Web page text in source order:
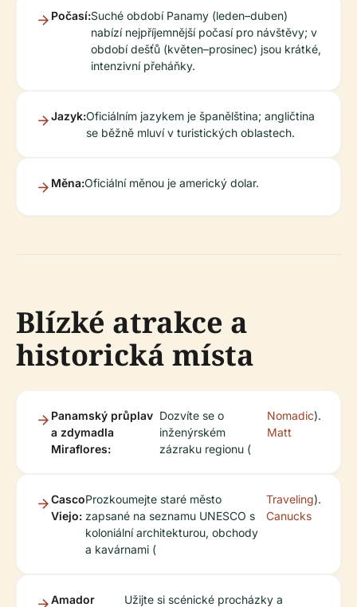
Počasí:Suché období Panamy (leden–duben)
nabízí nejpříjemnější počasí pro návštěvy; v
období dešťů (květen–prosinec) jsou krátké,
intenzivní přeháňky.
Jazyk:Oficiálním jazykem je španělština; angličtina
se běžně mluví v turistických oblastech.
Měna:Oficiální měnou je americký dolar.
Blízké atrakce a
historická místa
Panamský průplav
a zdymadla
Miraflores:
Dozvíte se o
inženýrském
zázraku regionu (
Nomadic
Matt
).
Casco
Viejo:
Prozkoumejte staré město
zapsané na seznamu UNESCO s
koloniální architekturou, obchody
a kavárnami (
Traveling
Canucks
).
Amador
Užijte si scénické procházky a